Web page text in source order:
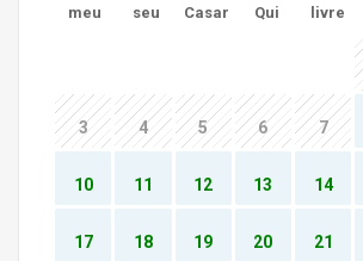
meu seu Casar Qui livre
3 4 5 6 7
10 11 12 13 14
17 18 19 20 21